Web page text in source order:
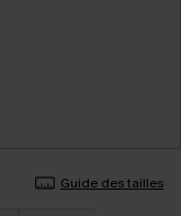
Guide des tailles